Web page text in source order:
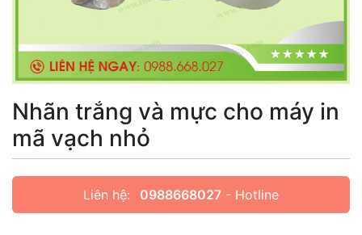
Nhãn trắng và mực cho máy in
mã vạch nhỏ
Liên hệ: 0988668027 - Hotline